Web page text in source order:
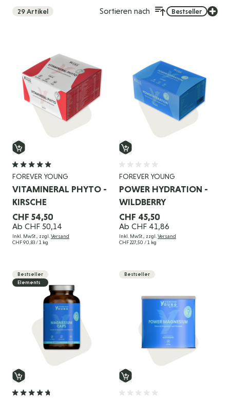
29Artikel Sortieren nach Bestseller
FOREVER YOUNG
VITAMINERAL PHYTO -
KIRSCHE
CHF 54,50
Ab CHF 50,14
Inkl. MwSt., zzgl. Versand
CHF 90,83 / 1 kg
FOREVER YOUNG
POWER HYDRATION -
WILDBERRY
CHF 45,50
Ab CHF 41,86
Inkl. MwSt., zzgl. Versand
CHF 227,50 / 1 kg
Bestseller
Elements
Bestseller